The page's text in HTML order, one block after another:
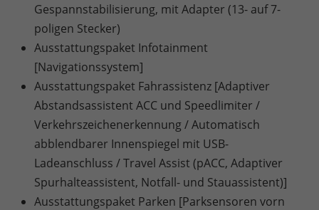
Gespannstabilisierung, mit Adapter (13- auf 7-
poligen Stecker)
Ausstattungspaket Infotainment
[Navigationssystem]
Ausstattungspaket Fahrassistenz [Adaptiver
Abstandsassistent ACC und Speedlimiter /
Verkehrszeichenerkennung / Automatisch
abblendbarer Innenspiegel mit USB-
Ladeanschluss / Travel Assist (pACC, Adaptiver
Spurhalteassistent, Notfall- und Stauassistent)]
Ausstattungspaket Parken [Parksensoren vorn